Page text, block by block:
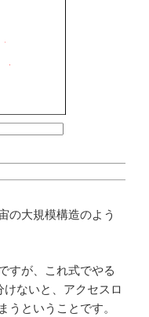
の大規模構造のよう
すが、これ式でやる
ないと、アクセスロ
うということです。